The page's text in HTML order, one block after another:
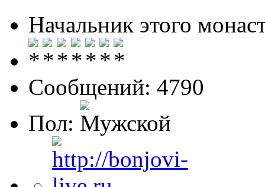
Начальник этого
Сообщений: 4790
Пол: